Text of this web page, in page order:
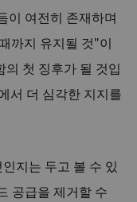
이 여전히 존재하며
까지 유지될 것"이
첫 징후가 될 것입
서 더 심각한 지지를
지는 두고 볼 수 있
공급을 제거할 수